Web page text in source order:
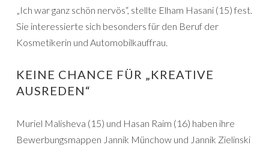
„Ich war ganz schön nervös“, stellte Elham Hasani (15) fest.
Sie interessierte sich besonders für den Beruf der
Kosmetikerin und Automobilkauffrau.
KEINE CHANCE FÜR „KREATIVE
AUSREDEN“
Muriel Malisheva (15) und Hasan Raim (16) haben ihre
Bewerbungsmappen Jannik Münchow und Jannik Zielinski